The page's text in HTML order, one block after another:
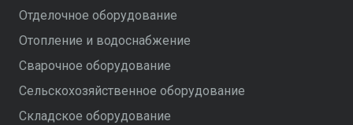
Отделочное оборудование
Отопление и водоснабжение
Сварочное оборудование
Сельскохозяйственное оборудование
Складское оборудование